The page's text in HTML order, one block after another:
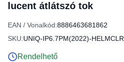
lucent átlátszó tok
EAN / Vonalkód:8886463681862
SKU:UNIQ-IP6.7PM(2022)-HELMCLR
Rendelhető